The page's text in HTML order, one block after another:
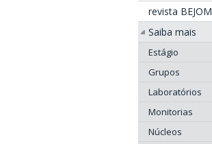
revista BEJOM
Saiba mais
Estágio
Grupos
Laboratórios
Monitorias
Núcleos